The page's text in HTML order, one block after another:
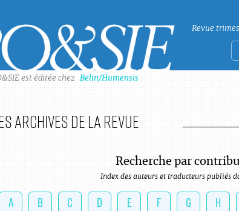
Revue
est éditée chez Belin/Humensis
archives de la revue
Recherche par
Index des auteurs et traducteurs publiés
A B C D E F G H